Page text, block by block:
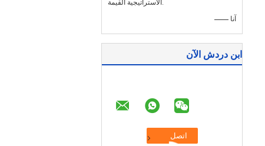
الاستراتيجية القيمة.
—— آنا
ابن دردش الآن